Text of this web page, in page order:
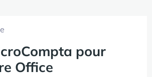
pour
Office